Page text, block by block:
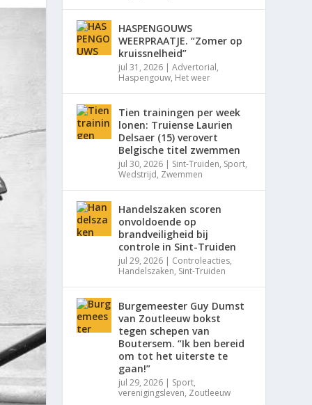
HASPENGOUWS
WEERPRAATJE. “Zomer op
kruissnelheid”
jul 31, 2026 |Advertorial,
Haspengouw, Het weer
Tien trainingen per week
lonen: Truiense Laurien
Delsaer (15) verovert
Belgische titel zwemmen
jul 30, 2026 | Sint-Truiden, Sport,
Wedstrijd, Zwemmen
Handelszaken scoren
onvoldoende op
brandveiligheid bij
controle in Sint-Truiden
jul 29, 2026 | Controleacties,
Handelszaken, Sint-Truiden
Burgemeester Guy Dumst
van Zoutleeuw bokst
tegen schepen van
Boutersem. “Ik ben bereid
om tot het uiterste te
gaan!”
jul 29, 2026 | Sport,
verenigingsleven, Zoutleeuw